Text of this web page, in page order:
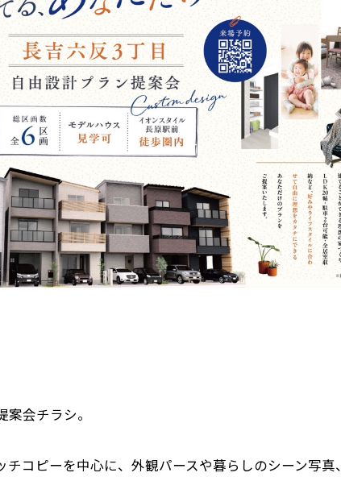
会チラシ。
コピーを中心に、外観パースや暮らしのシーン写真、